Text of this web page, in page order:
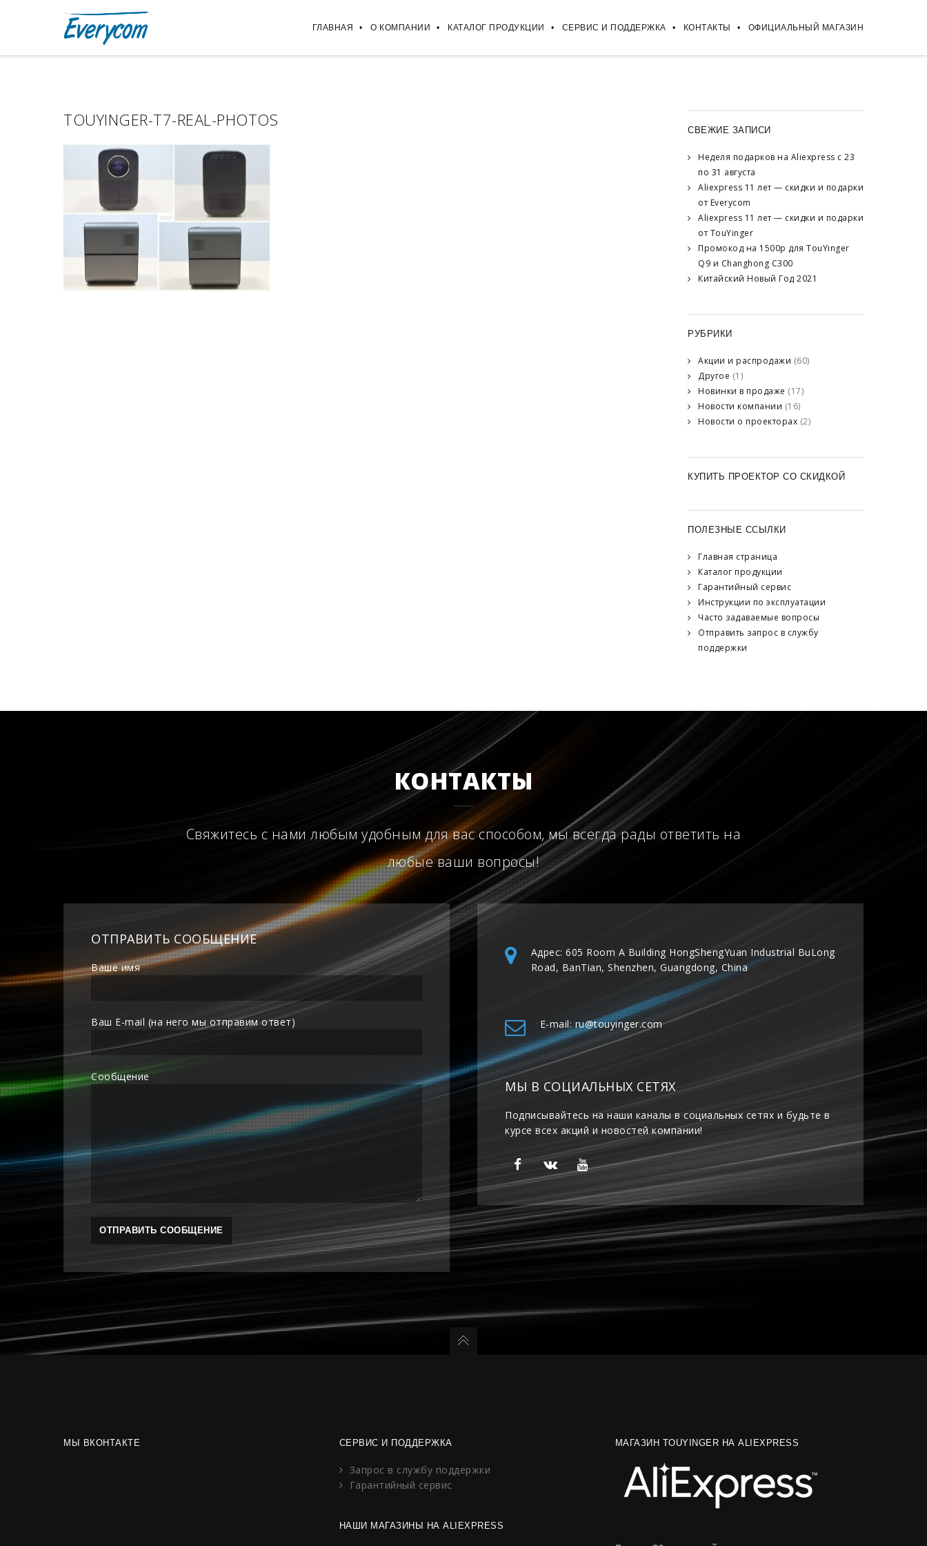
ГЛАВНАЯ О КОМПАНИИ КАТАЛОГ ПРОДУКЦИИ СЕРВИС И ПОДДЕРЖКА КОНТАКТЫ ОФИЦИАЛЬНЫЙ МАГАЗИН
TOUYINGER-T7-REAL-PHOTOS
СВЕЖИЕ ЗАПИСИ
Неделя подарков на Aliexpress с 23
по 31 августа
Aliexpress 11 лет — скидки и подарки
от Everycom
Aliexpress 11 лет — скидки и подарки
от TouYinger
Промокод на 1500р для TouYinger
Q9 и Changhong C300
Китайский Новый Год 2021
РУБРИКИ
Акции и распродажи (60)
Другое (1)
Новинки в продаже (17)
Новости компании (16)
Новости о проекторах (2)
КУПИТЬ ПРОЕКТОР СО СКИДКОЙ
ПОЛЕЗНЫЕ ССЫЛКИ
Главная страница
Каталог продукции
Гарантийный сервис
Инструкции по эксплуатации
Часто задаваемые вопросы
Отправить запрос в службу
поддержки
КОНТАКТЫ
Свяжитесь с нами любым удобным для вас способом, мы всегда рады ответить на
любые ваши вопросы!
ОТПРАВИТЬ СООБЩЕНИЕ
Ваше имя
Ваш E-mail (на него мы отправим ответ)
Сообщение
Адрес: 605 Room A Building HongShengYuan Industrial BuLong
Road, BanTian, Shenzhen, Guangdong, China
E-mail: ru@touyinger.com
МЫ В СОЦИАЛЬНЫХ СЕТЯХ
Подписывайтесь на наши каналы в социальных сетях и будьте в
курсе всех акций и новостей компании!
МЫ ВКОНТАКТЕ СЕРВИС И ПОДДЕРЖКА
Запрос в службу поддержки
Гарантийный сервис
НАШИ МАГАЗИНЫ НА ALIEXPRESS
МАГАЗИН TOUYINGER НА ALIEXPRESS